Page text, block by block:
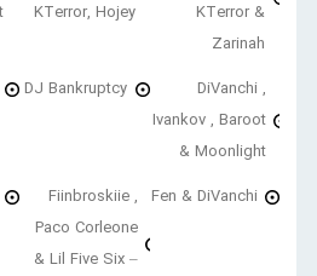
KTerror &
Zarinah
KTerror, Hojey
DiVanchi ,
Ivankov , Baroot
& Moonlight
DJ Bankruptcy
Fen & DiVanchi
Fiinbroskiie ,
Paco Corleone
& Lil Five Six –